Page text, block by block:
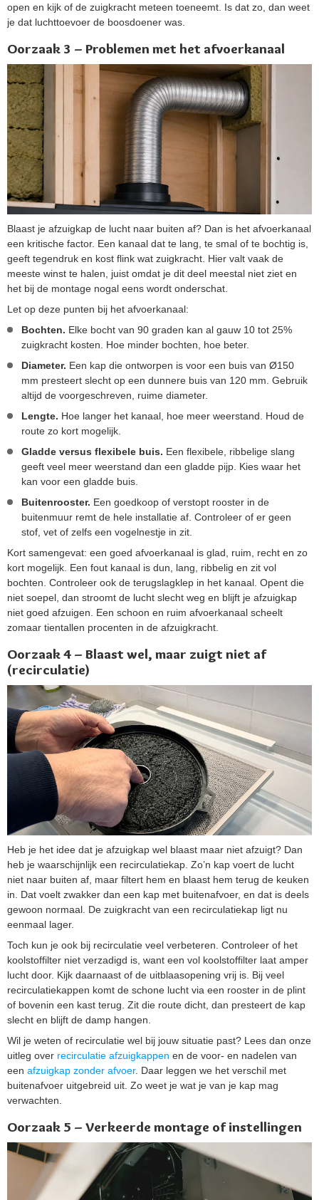
open en kijk of de zuigkracht meteen toeneemt. Is dat zo, dan weet
je dat luchttoevoer de boosdoener was.
Oorzaak 3 – Problemen met het afvoerkanaal
Blaast je afzuigkap de lucht naar buiten af? Dan is het afvoerkanaal
een kritische factor. Een kanaal dat te lang, te smal of te bochtig is,
geeft tegendruk en kost flink wat zuigkracht. Hier valt vaak de
meeste winst te halen, juist omdat je dit deel meestal niet ziet en
het bij de montage nogal eens wordt onderschat.
Let op deze punten bij het afvoerkanaal:
Bochten. Elke bocht van 90 graden kan al gauw 10 tot 25%
zuigkracht kosten. Hoe minder bochten, hoe beter.
Diameter. Een kap die ontworpen is voor een buis van Ø150
mm presteert slecht op een dunnere buis van 120 mm. Gebruik
altijd de voorgeschreven, ruime diameter.
Lengte. Hoe langer het kanaal, hoe meer weerstand. Houd de
route zo kort mogelijk.
Gladde versus flexibele buis. Een flexibele, ribbelige slang
geeft veel meer weerstand dan een gladde pijp. Kies waar het
kan voor een gladde buis.
Buitenrooster. Een goedkoop of verstopt rooster in de
buitenmuur remt de hele installatie af. Controleer of er geen
stof, vet of zelfs een vogelnestje in zit.
Kort samengevat: een goed afvoerkanaal is glad, ruim, recht en zo
kort mogelijk. Een fout kanaal is dun, lang, ribbelig en zit vol
bochten. Controleer ook de terugslagklep in het kanaal. Opent die
niet soepel, dan stroomt de lucht slecht weg en blijft je afzuigkap
niet goed afzuigen. Een schoon en ruim afvoerkanaal scheelt
zomaar tientallen procenten in de afzuigkracht.
Oorzaak 4 – Blaast wel, maar zuigt niet af
(recirculatie)
Heb je het idee dat je afzuigkap wel blaast maar niet afzuigt? Dan
heb je waarschijnlijk een recirculatiekap. Zo’n kap voert de lucht
niet naar buiten af, maar filtert hem en blaast hem terug de keuken
in. Dat voelt zwakker dan een kap met buitenafvoer, en dat is deels
gewoon normaal. De zuigkracht van een recirculatiekap ligt nu
eenmaal lager.
Toch kun je ook bij recirculatie veel verbeteren. Controleer of het
koolstoffilter niet verzadigd is, want een vol koolstoffilter laat amper
lucht door. Kijk daarnaast of de uitblaasopening vrij is. Bij veel
recirculatiekappen komt de schone lucht via een rooster in de plint
of bovenin een kast terug. Zit die route dicht, dan presteert de kap
slecht en blijft de damp hangen.
Wil je weten of recirculatie wel bij jouw situatie past? Lees dan onze
uitleg over recirculatie afzuigkappen en de voor- en nadelen van
een afzuigkap zonder afvoer. Daar leggen we het verschil met
buitenafvoer uitgebreid uit. Zo weet je wat je van je kap mag
verwachten.
Oorzaak 5 – Verkeerde montage of instellingen